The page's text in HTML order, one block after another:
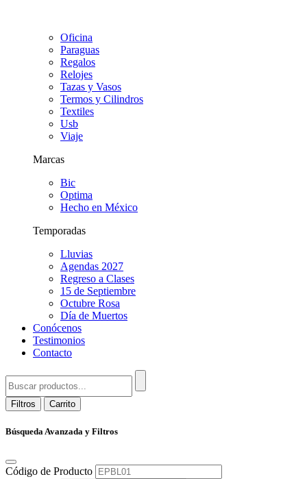
Oficina
Paraguas
Regalos
Relojes
Tazas y Vasos
Termos y Cilindros
Textiles
Usb
Viaje
Marcas
Bic
Optima
Hecho en México
Temporadas
Lluvias
Agendas 2027
Regreso a Clases
15 de Septiembre
Octubre Rosa
Día de Muertos
Conócenos
Testimonios
Contacto
Filtros Carrito
Búsqueda Avanzada y Filtros
Código de Producto